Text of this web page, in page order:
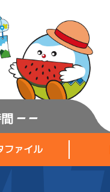
— —
ファイル